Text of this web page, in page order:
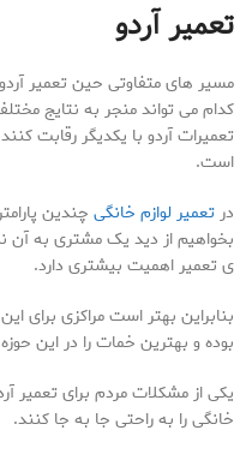
تعمیر آردو
مسیر های متفاوتی حین تعمیر
کدام می تواند منجر به نتایج
تعمیرات آردو با یکدیگر رقابت
است.
درتعمیر لوازم خانگی چندین
بخواهیم از دید یک مشتری به آن
ی تعمیر اهمیت بیشتری دارد.
بنابراین بهتر است مراکزی برای
بوده و بهترین خمات را در این
یکی از مشکلات مردم برای تعمیر
خانگی را به راحتی جا به جا کنند.